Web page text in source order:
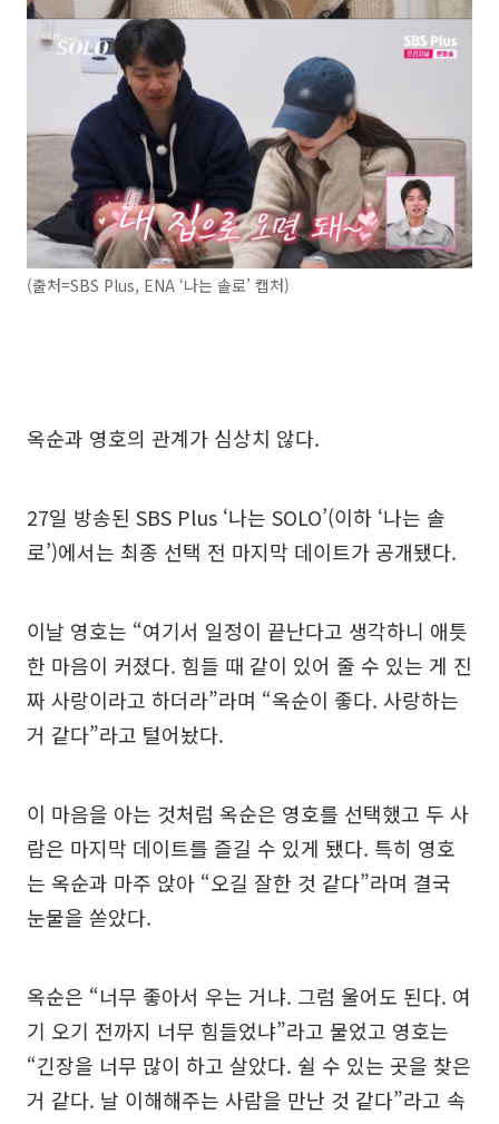
(출처=SBS Plus, ENA ‘나는 솔로’ 캡처)
옥순과 영호의 관계가 심상치 않다.
27일 방송된 SBS Plus ‘나는 SOLO’(이하 ‘나는 솔
로’)에서는 최종 선택 전 마지막 데이트가 공개됐다.
이날 영호는 “여기서 일정이 끝난다고 생각하니 애틋
한 마음이 커졌다. 힘들 때 같이 있어 줄 수 있는 게 진
짜 사랑이라고 하더라”라며 “옥순이 좋다. 사랑하는
거 같다”라고 털어놨다.
이 마음을 아는 것처럼 옥순은 영호를 선택했고 두 사
람은 마지막 데이트를 즐길 수 있게 됐다. 특히 영호
는 옥순과 마주 앉아 “오길 잘한 것 같다”라며 결국
눈물을 쏟았다.
옥순은 “너무 좋아서 우는 거냐. 그럼 울어도 된다. 여
기 오기 전까지 너무 힘들었냐”라고 물었고 영호는
“긴장을 너무 많이 하고 살았다. 쉴 수 있는 곳을 찾은
거 같다. 날 이해해주는 사람을 만난 것 같다”라고 속